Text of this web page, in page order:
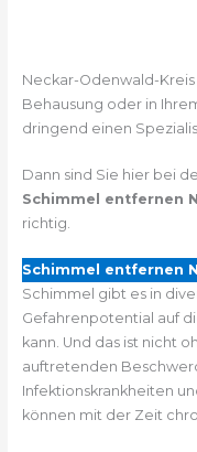
Neckar-Odenwald-
Behausung oder in
dringend einen
Dann sind Sie hier bei
Schimmel entfernen
richtig.
Schimmel entfernen
Schimmel gibt es in
Gefahrenpotential auf
kann. Und das ist nicht
auftretenden
Infektionskrankheiten
können mit der Zeit